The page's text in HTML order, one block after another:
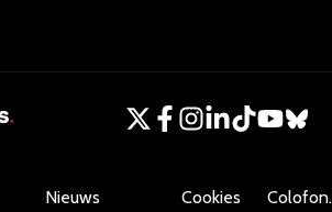
Nieuws
Cookies Colofon.